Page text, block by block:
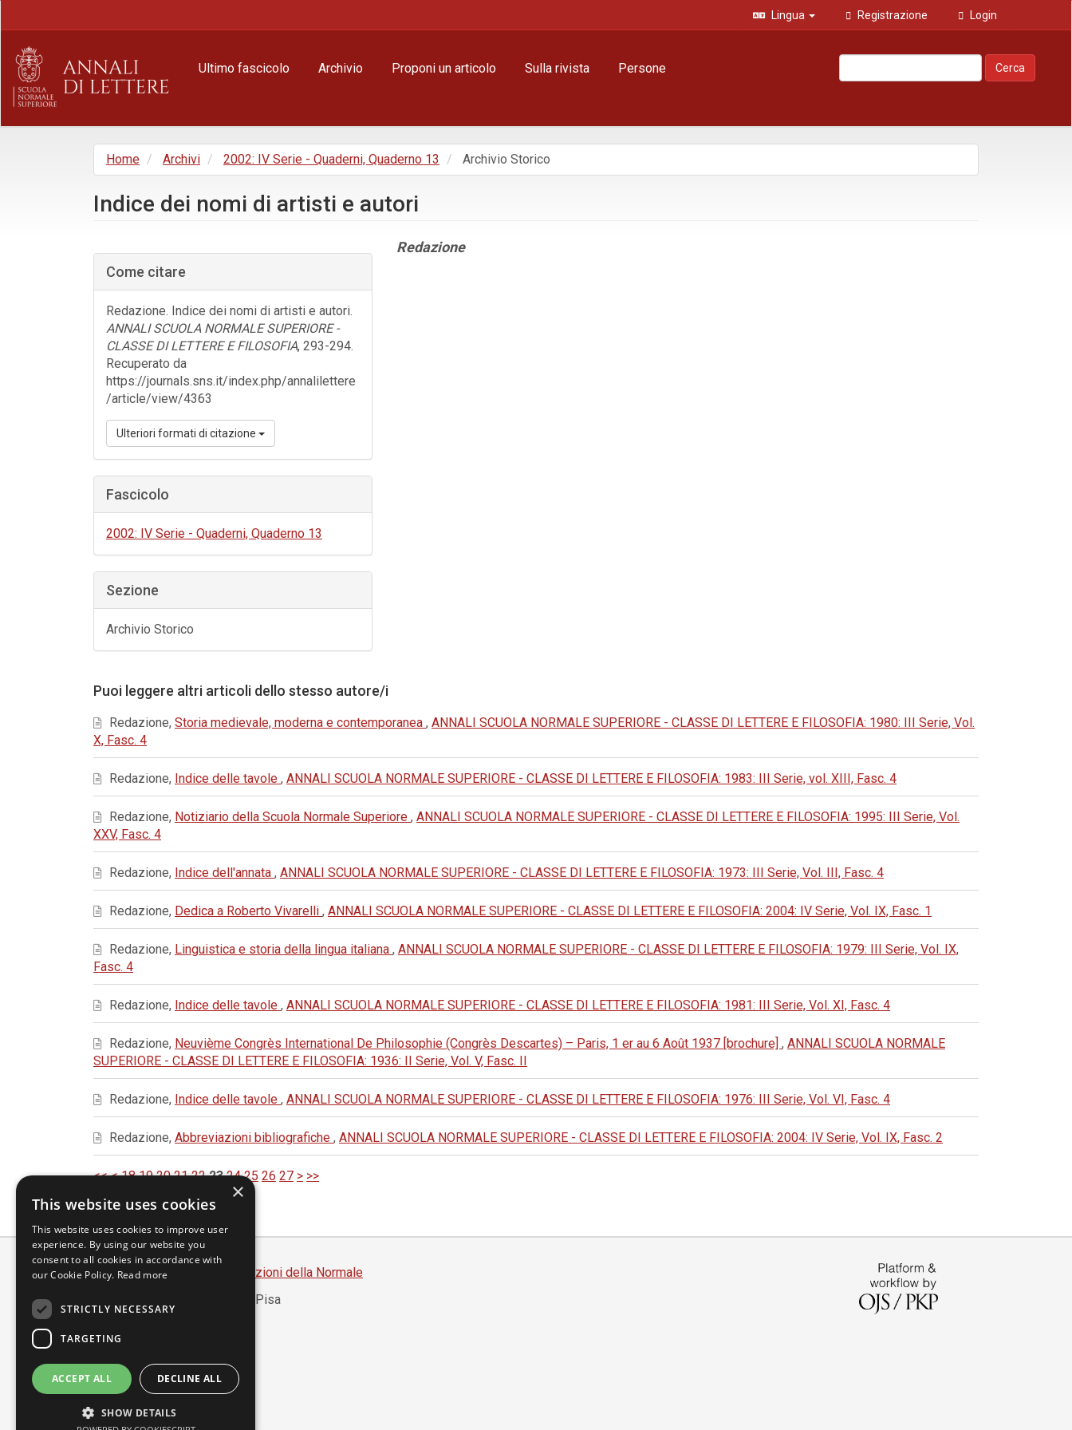
principale
Barra
laterale
Lingua Registrazione Login
Ultimo fascicolo Archivio Proponi un articolo Sulla rivista Persone Cerca
Home Archivi 2002: IV Serie - Quaderni, Quaderno 13 Archivio Storico
Indice dei nomi di artisti e autori
laterale
dell'articolo
Come citare
Redazione. Indice dei nomi di artisti e autori.
ANNALI SCUOLA NORMALE SUPERIORE -
CLASSE DI LETTERE E FILOSOFIA, 293-294.
Recuperato da
https://journals.sns.it/index.php/annalilettere
/article/view/4363
Ulteriori formati di citazione
Fascicolo
2002: IV Serie - Quaderni, Quaderno 13
Sezione
Archivio Storico
Contenuto
Redazione
Puoi leggere altri articoli dello stesso autore/i
Redazione, Storia medievale, moderna e contemporanea , ANNALI SCUOLA NORMALE SUPERIORE - CLASSE DI LETTERE E FILOSOFIA: 1980: III Serie, Vol.
X, Fasc. 4
Redazione, Indice delle tavole , ANNALI SCUOLA NORMALE SUPERIORE - CLASSE DI LETTERE E FILOSOFIA: 1983: III Serie, vol. XIII, Fasc. 4
Redazione, Notiziario della Scuola Normale Superiore , ANNALI SCUOLA NORMALE SUPERIORE - CLASSE DI LETTERE E FILOSOFIA: 1995: III Serie, Vol.
XXV, Fasc. 4
Redazione, Indice dell'annata , ANNALI SCUOLA NORMALE SUPERIORE - CLASSE DI LETTERE E FILOSOFIA: 1973: III Serie, Vol. III, Fasc. 4
Redazione, Dedica a Roberto Vivarelli , ANNALI SCUOLA NORMALE SUPERIORE - CLASSE DI LETTERE E FILOSOFIA: 2004: IV Serie, Vol. IX, Fasc. 1
Redazione, Linguistica e storia della lingua italiana , ANNALI SCUOLA NORMALE SUPERIORE - CLASSE DI LETTERE E FILOSOFIA: 1979: III Serie, Vol. IX,
Fasc. 4
Redazione, Indice delle tavole , ANNALI SCUOLA NORMALE SUPERIORE - CLASSE DI LETTERE E FILOSOFIA: 1981: III Serie, Vol. XI, Fasc. 4
Redazione, Neuvième Congrès International De Philosophie (Congrès Descartes) – Paris, 1 er au 6 Août 1937 [brochure] , ANNALI SCUOLA NORMALE
SUPERIORE - CLASSE DI LETTERE E FILOSOFIA: 1936: II Serie, Vol. V, Fasc. II
Redazione, Indice delle tavole , ANNALI SCUOLA NORMALE SUPERIORE - CLASSE DI LETTERE E FILOSOFIA: 1976: III Serie, Vol. VI, Fasc. 4
Redazione, Abbreviazioni bibliografiche , ANNALI SCUOLA NORMALE SUPERIORE - CLASSE DI LETTERE E FILOSOFIA: 2004: IV Serie, Vol. IX, Fasc. 2
<< < 18 19 20 21 22 23 24 25 26 27 > >>
Scuola Normale Superiore
Edizioni della Normale
Piazza dei Cavalieri, 7 - 56126 Pisa
Partita IVA 00420000507
segreteria.annali@sns.it
Accessibilità
Privacy
×
This website uses cookies
This website uses cookies to improve user
experience. By using our website you
consent to all cookies in accordance with
our Cookie Policy. Read more
STRICTLY NECESSARY
TARGETING
ACCEPT ALL DECLINE ALL
SHOW DETAILS